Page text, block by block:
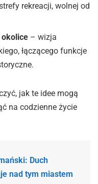
rekreacji, wolnej od
okolice – wizja
łączącego funkcje
jak te idee mogą
na codzienne życie
Duch
nad tym miastem